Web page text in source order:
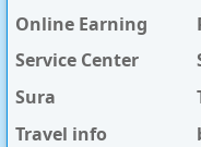
Online Earning
Service Center
Sura
Travel info